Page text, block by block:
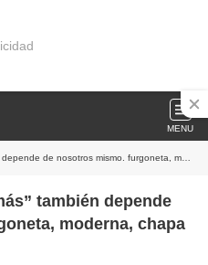
MENU
nosotros mismo. furgoneta, moderna, chapa SBJ7406
también depende
moderna, chapa